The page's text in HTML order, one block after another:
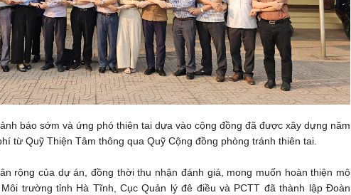
báo sớm và ứng phó thiên tai dựa vào cộng đồng đã được xây dựng năm
từ Quỹ Thiện Tâm thông qua Quỹ Cộng đồng phòng tránh thiên tai.
rộng của dự án, đồng thời thu nhận đánh giá, mong muốn hoàn thiện mô
trường tỉnh Hà Tĩnh, Cục Quản lý đê điều và PCTT đã thành lập Đoàn